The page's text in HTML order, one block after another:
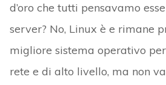
d’oro che tutti pensavamo
server? No, Linux è e rimane
migliore sistema operativo
rete e di alto livello, ma non